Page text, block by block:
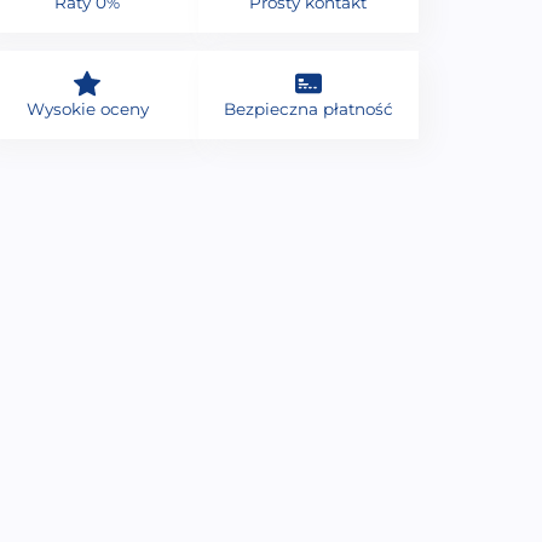
Wysokie oceny Bezpieczna płatność